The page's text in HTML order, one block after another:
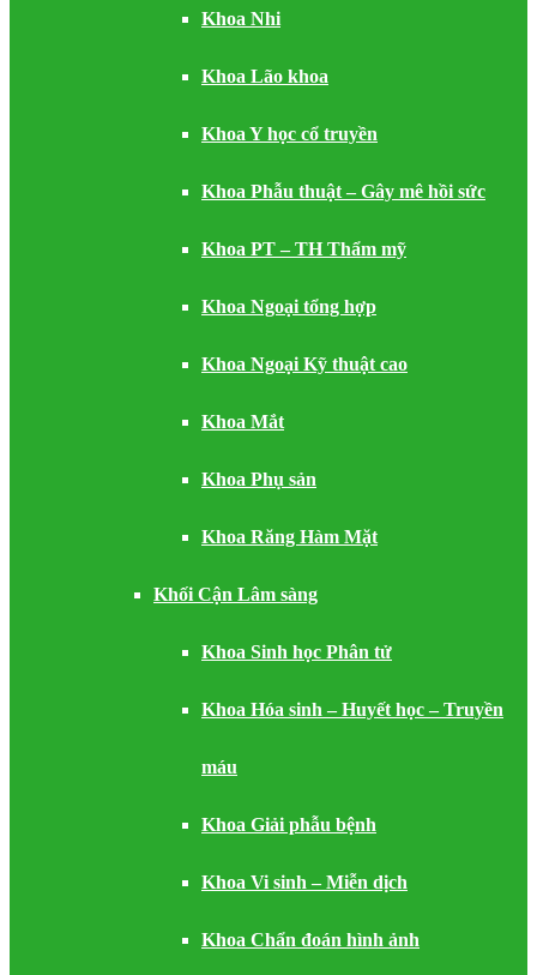
Khoa Nhi
Khoa Lão khoa
Khoa Y học cổ truyền
Khoa Phẫu thuật – Gây mê hồi sức
Khoa PT – TH Thẩm mỹ
Khoa Ngoại tổng hợp
Khoa Ngoại Kỹ thuật cao
Khoa Mắt
Khoa Phụ sản
Khoa Răng Hàm Mặt
Khối Cận Lâm sàng
Khoa Sinh học Phân tử
Khoa Hóa sinh – Huyết học – Truyền
máu
Khoa Giải phẫu bệnh
Khoa Vi sinh – Miễn dịch
Khoa Chẩn đoán hình ảnh